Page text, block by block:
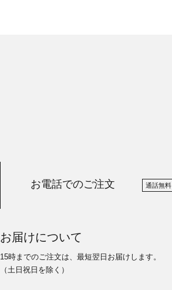
お電話でのご注文 通話無料
お届けについて
15時までのご注文は、最短翌日お届けします。
（土日祝日を除く）